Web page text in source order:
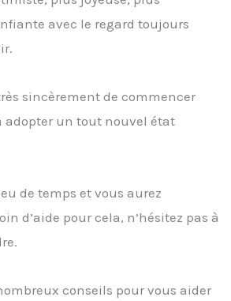
avec le regard toujours
sincèrement de commencer
adopter un tout nouvel état
de temps et vous aurez
d’aide pour cela, n’hésitez pas à
conseils pour vous aider